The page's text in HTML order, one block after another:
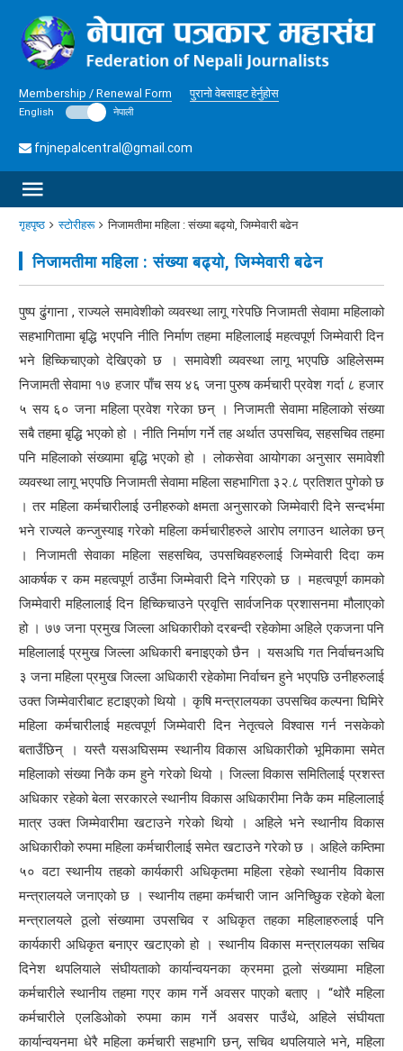
Membership / Renewal Form पुरानो वेबसाइट हेर्नुहोस
English नेपाली
fnjnepalcentral@gmail.com
गृहपृष्ठ स्टोरीहरू निजामतीमा महिला : संख्या बढ्यो, जिम्मेवारी बढेन
निजामतीमा महिला : संख्या बढ्यो, जिम्मेवारी बढेन
पुष्प ढुंगाना , राज्यले समावेशीको व्यवस्था लागू गरेपछि निजामती सेवामा महिलाको
सहभागितामा बृद्धि भएपनि नीति निर्माण तहमा महिलालाई महत्वपूर्ण जिम्मेवारी दिन
भने हिच्किचाएको देखिएको छ । समावेशी व्यवस्था लागू भएपछि अहिलेसम्म
निजामती सेवामा १७ हजार पाँच सय ४६ जना पुरुष कर्मचारी प्रवेश गर्दा ८ हजार
५ सय ६० जना महिला प्रवेश गरेका छन् । निजामती सेवामा महिलाको संख्या
सबै तहमा बृद्धि भएको हो । नीति निर्माण गर्ने तह अर्थात उपसचिव, सहसचिव तहमा
पनि महिलाको संख्यामा बृद्धि भएको हो । लोकसेवा आयोगका अनुसार समावेशी
व्यवस्था लागू भएपछि निजामती सेवामा महिला सहभागिता ३२.८ प्रतिशत पुगेको छ
। तर महिला कर्मचारीलाई उनीहरुको क्षमता अनुसारको जिम्मेवारी दिने सन्दर्भमा
भने राज्यले कन्जुस्याइ गरेको महिला कर्मचारीहरुले आरोप लगाउन थालेका छन्
। निजामती सेवाका महिला सहसचिव, उपसचिवहरुलाई जिम्मेवारी दिदा कम
आकर्षक र कम महत्वपूर्ण ठाउँमा जिम्मेवारी दिने गरिएको छ । महत्वपूर्ण कामको
जिम्मेवारी महिलालाई दिन हिच्किचाउने प्रवृत्ति सार्वजनिक प्रशासनमा मौलाएको
हो । ७७ जना प्रमुख जिल्ला अधिकारीको दरबन्दी रहेकोमा अहिले एकजना पनि
महिलालाई प्रमुख जिल्ला अधिकारी बनाइएको छैन । यसअघि गत निर्वाचनअघि
३ जना महिला प्रमुख जिल्ला अधिकारी रहेकोमा निर्वाचन हुने भएपछि उनीहरुलाई
उक्त जिम्मेवारीबाट हटाइएको थियो । कृषि मन्त्रालयका उपसचिव कल्पना घिमिरे
महिला कर्मचारीलाई महत्वपूर्ण जिम्मेवारी दिन नेतृत्वले विश्वास गर्न नसकेको
बताउँछिन् । यस्तै यसअघिसम्म स्थानीय विकास अधिकारीको भूमिकामा समेत
महिलाको संख्या निकै कम हुने गरेको थियो । जिल्ला विकास समितिलाई प्रशस्त
अधिकार रहेको बेला सरकारले स्थानीय विकास अधिकारीमा निकै कम महिलालाई
मात्र उक्त जिम्मेवारीमा खटाउने गरेको थियो । अहिले भने स्थानीय विकास
अधिकारीको रुपमा महिला कर्मचारीलाई समेत खटाउने गरेको छ । अहिले कम्तिमा
५० वटा स्थानीय तहको कार्यकारी अधिकृतमा महिला रहेको स्थानीय विकास
मन्त्रालयले जनाएको छ । स्थानीय तहमा कर्मचारी जान अनिच्छिुक रहेको बेला
मन्त्रालयले ठूलो संख्यामा उपसचिव र अधिकृत तहका महिलाहरुलाई पनि
कार्यकारी अधिकृत बनाएर खटाएको हो । स्थानीय विकास मन्त्रालयका सचिव
दिनेश थपलियाले संघीयताको कार्यान्वयनका क्रममा ठूलो संख्यामा महिला
कर्मचारीले स्थानीय तहमा गएर काम गर्ने अवसर पाएको बताए । “थोरै महिला
कर्मचारीले एलडिओको रुपमा काम गर्ने अवसर पाउँथे, अहिले संघीयता
कार्यान्वयनमा धेरै महिला कर्मचारी सहभागि छन्, सचिव थपलियाले भने, महिला